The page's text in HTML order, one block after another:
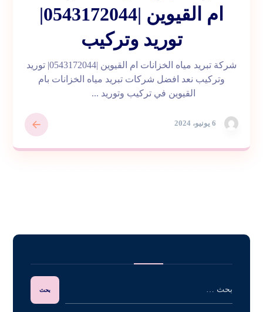
ام القيوين |0543172044|
توريد وتركيب
6 يونيو، 2024
شركة تبريد مياه الخزانات ام القيوين |0543172044| توريد
وتركيب نعد افضل شركات تبريد مياه الخزانات بام
القيوين في تركيب وتوريد ...